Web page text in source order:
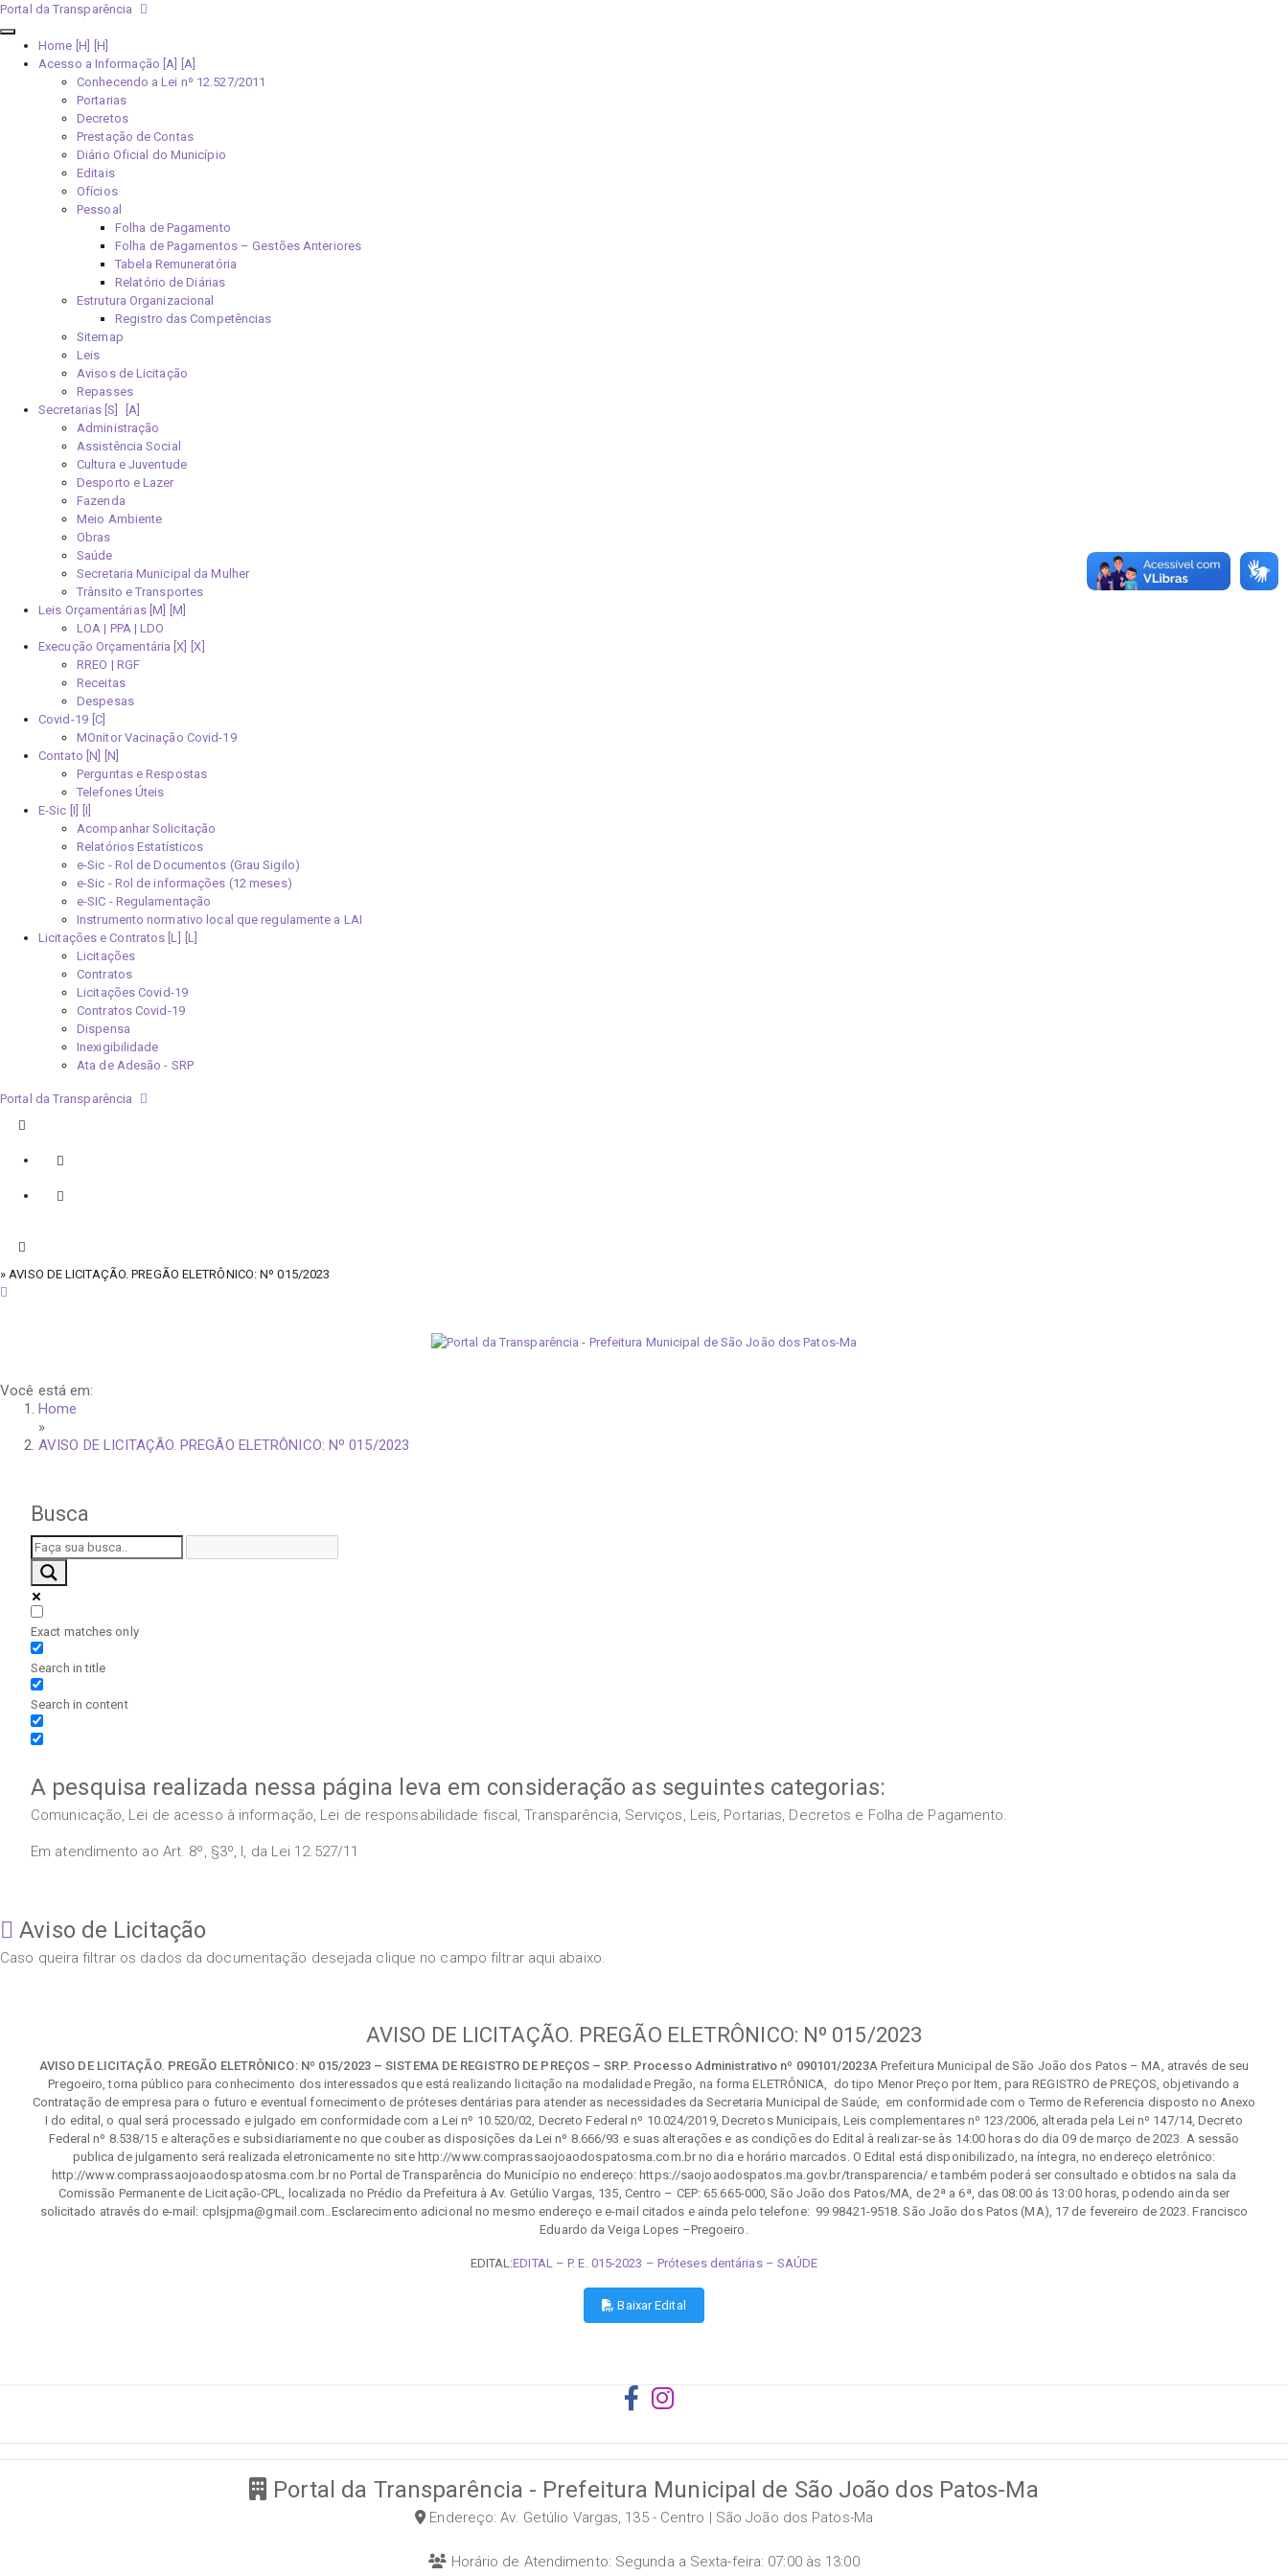
Portal da Transparência
Home [H]
Acesso a Informação [A]
Conhecendo a Lei nº 12.527/2011
Portarias
Decretos
Prestação de Contas
Diário Oficial do Município
Editais
Ofícios
Pessoal
Folha de Pagamento
Folha de Pagamentos – Gestões Anteriores
Tabela Remuneratória
Relatório de Diárias
Estrutura Organizacional
Registro das Competências
Sitemap
Leis
Avisos de Licitação
Repasses
Secretarias [S]
Administração
Assistência Social
Cultura e Juventude
Desporto e Lazer
Fazenda
Meio Ambiente
Obras
Saúde
Secretaria Municipal da Mulher
Trânsito e Transportes
Leis Orçamentárias [M]
LOA | PPA | LDO
Execução Orçamentária [X]
RREO | RGF
Receitas
Despesas
Covid-19
MOnitor Vacinação Covid-19
Contato [N]
Perguntas e Respostas
Telefones Úteis
E-Sic [I]
Acompanhar Solicitação
Relatórios Estatísticos
e-Sic - Rol de Documentos (Grau Sigilo)
e-Sic - Rol de informações (12 meses)
e-SIC - Regulamentação
Instrumento normativo local que regulamente a LAI
Licitações e Contratos [L]
Licitações
Contratos
Licitações Covid-19
Contratos Covid-19
Dispensa
Inexigibilidade
Ata de Adesão - SRP
Portal da Transparência
» AVISO DE LICITAÇÃO. PREGÃO ELETRÔNICO: Nº 015/2023
Você está em:
Home
»
AVISO DE LICITAÇÃO. PREGÃO ELETRÔNICO: Nº 015/2023
Busca
Exact matches only
Search in title
Search in content
A pesquisa realizada nessa página leva em consideração as seguintes categorias:
Comunicação, Lei de acesso à informação, Lei de responsabilidade fiscal, Transparência, Serviços, Leis, Portarias, Decretos e Folha de Pagamento.
Em atendimento ao Art. 8º, §3º, I, da Lei 12.527/11
Aviso de Licitação
Caso queira filtrar os dados da documentação desejada clique no campo filtrar aqui abaixo.
AVISO DE LICITAÇÃO. PREGÃO ELETRÔNICO: Nº 015/2023
AVISO DE LICITAÇÃO. PREGÃO ELETRÔNICO: Nº 015/2023 – SISTEMA DE REGISTRO DE PREÇOS – SRP. Processo Administrativo nº 090101/2023A Prefeitura Municipal de São João dos Patos – MA, através de seu
Pregoeiro, torna público para conhecimento dos interessados que está realizando licitação na modalidade Pregão, na forma ELETRÔNICA, do tipo Menor Preço por Item, para REGISTRO de PREÇOS, objetivando a
Contratação de empresa para o futuro e eventual fornecimento de próteses dentárias para atender as necessidades da Secretaria Municipal de Saúde, em conformidade com o Termo de Referencia disposto no Anexo
I do edital, o qual será processado e julgado em conformidade com a Lei nº 10.520/02, Decreto Federal nº 10.024/2019, Decretos Municipais, Leis complementares nº 123/2006, alterada pela Lei nº 147/14, Decreto
Federal nº 8.538/15 e alterações e subsidiariamente no que couber as disposições da Lei nº 8.666/93 e suas alterações e as condições do Edital à realizar-se às 14:00 horas do dia 09 de março de 2023. A sessão
publica de julgamento será realizada eletronicamente no site http://www.comprassaojoaodospatosma.com.br no dia e horário marcados. O Edital está disponibilizado, na íntegra, no endereço eletrônico:
http://www.comprassaojoaodospatosma.com.br no Portal de Transparência do Município no endereço: https://saojoaodospatos.ma.gov.br/transparencia/ e também poderá ser consultado e obtidos na sala da
Comissão Permanente de Licitação-CPL, localizada no Prédio da Prefeitura à Av. Getúlio Vargas, 135, Centro – CEP: 65.665-000, São João dos Patos/MA, de 2ª a 6ª, das 08:00 ás 13:00 horas, podendo ainda ser
solicitado através do e-mail: cplsjpma@gmail.com..Esclarecimento adicional no mesmo endereço e e-mail citados e ainda pelo telefone: 99 98421-9518. São João dos Patos (MA), 17 de fevereiro de 2023. Francisco
Eduardo da Veiga Lopes –Pregoeiro.
EDITAL:EDITAL – P. E. 015-2023 – Próteses dentárias – SAÚDE
Baixar Edital
Portal da Transparência - Prefeitura Municipal de São João dos Patos-Ma
Endereço: Av. Getúlio Vargas, 135 - Centro | São João dos Patos-Ma
Horário de Atendimento: Segunda a Sexta-feira: 07:00 às 13:00